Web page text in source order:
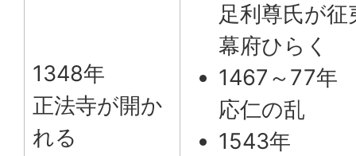
1348年
正法寺が開か
れる
足利尊氏が
幕府ひらく
1467～77年
応仁の乱
1543年